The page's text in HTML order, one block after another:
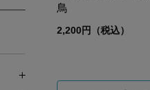
鳥
2,200円（税込）